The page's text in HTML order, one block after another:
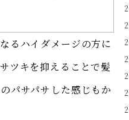
るハイダメージの方に
ツキを抑えることで髪
パサパサした感じもか